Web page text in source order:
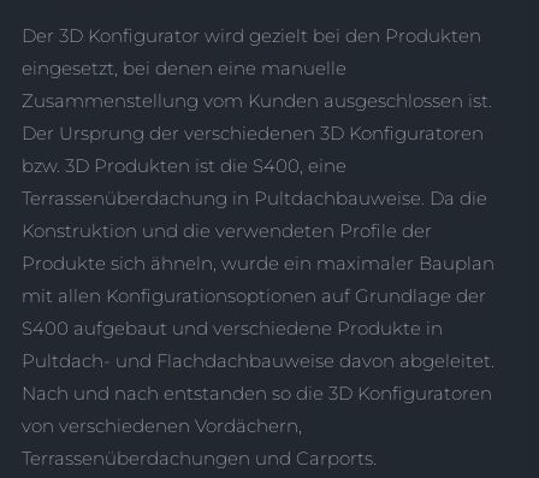
Der 3D Konfigurator wird gezielt bei den Produkten
eingesetzt, bei denen eine manuelle
Zusammenstellung vom Kunden ausgeschlossen ist.
Der Ursprung der verschiedenen 3D Konfiguratoren
bzw. 3D Produkten ist die S400, eine
Terrassenüberdachung in Pultdachbauweise. Da die
Konstruktion und die verwendeten Profile der
Produkte sich ähneln, wurde ein maximaler Bauplan
mit allen Konfigurationsoptionen auf Grundlage der
S400 aufgebaut und verschiedene Produkte in
Pultdach- und Flachdachbauweise davon abgeleitet.
Nach und nach entstanden so die 3D Konfiguratoren
von verschiedenen Vordächern,
Terrassenüberdachungen und Carports.